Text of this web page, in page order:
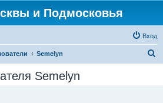
и Подмосковья
Вход
Semelyn
Semelyn